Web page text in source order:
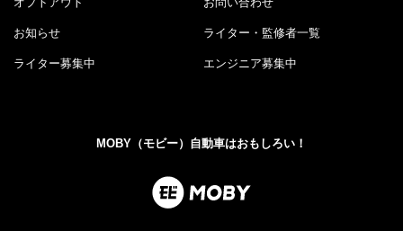
お知らせ ライター・監修者一覧
ライター募集中 エンジニア募集中
MOBY（モビー）自動車はおもしろい！